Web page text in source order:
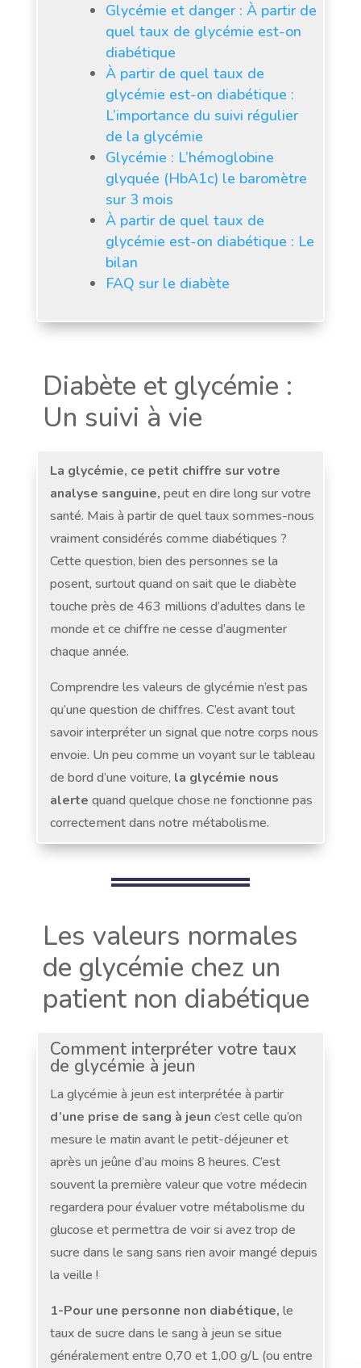
Glycémie et danger : À partir de
quel taux de glycémie est-on
diabétique
À partir de quel taux de
glycémie est-on diabétique :
L’importance du suivi régulier
de la glycémie
Glycémie : L’hémoglobine
glyquée (HbA1c) le baromètre
sur 3 mois
À partir de quel taux de
glycémie est-on diabétique : Le
bilan
FAQ sur le diabète
Diabète et glycémie :
Un suivi à vie
La glycémie, ce petit chiffre sur votre
analyse sanguine, peut en dire long sur votre
santé. Mais à partir de quel taux sommes-nous
vraiment considérés comme diabétiques ?
Cette question, bien des personnes se la
posent, surtout quand on sait que le diabète
touche près de 463 millions d’adultes dans le
monde et ce chiffre ne cesse d’augmenter
chaque année.
Comprendre les valeurs de glycémie n’est pas
qu’une question de chiffres. C’est avant tout
savoir interpréter un signal que notre corps nous
envoie. Un peu comme un voyant sur le tableau
de bord d’une voiture, la glycémie nous
alerte quand quelque chose ne fonctionne pas
correctement dans notre métabolisme.
Les valeurs normales
de glycémie chez un
patient non diabétique
Comment interpréter votre taux
de glycémie à jeun
La glycémie à jeun est interprétée à partir
d’une prise de sang à jeun c’est celle qu’on
mesure le matin avant le petit-déjeuner et
après un jeûne d’au moins 8 heures. C’est
souvent la première valeur que votre médecin
regardera pour évaluer votre métabolisme du
glucose et permettra de voir si avez trop de
sucre dans le sang sans rien avoir mangé depuis
la veille !
1-Pour une personne non diabétique, le
taux de sucre dans le sang à jeun se situe
généralement entre 0,70 et 1,00 g/L (ou entre